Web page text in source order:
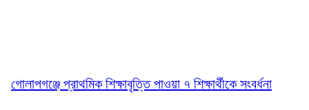
গোলাপগঞ্জে প্রাথমিক শিক্ষাবৃত্তি পাওয়া ৭ শিক্ষার্থীকে সংবর্ধনা